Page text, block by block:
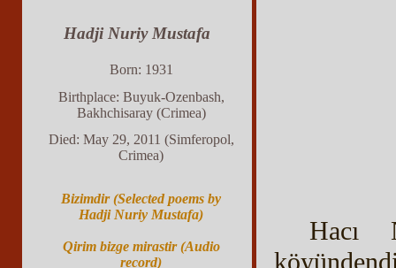
Hadji Nuriy Mustafa
Born: 1931
Birthplace: Buyuk-Ozenbash,
Bakhchisaray (Crimea)
Died: May 29, 2011 (Simferopol,
Crimea)
Bizimdir (Selected poems by
Hadji Nuriy Mustafa)
Qirim bizge mirastir (Audio
record)
Hacı